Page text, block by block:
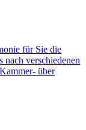
für Sie die
nach verschiedenen
über